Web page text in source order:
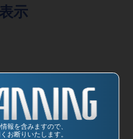
報を含みますので、
お断りいたします。
示